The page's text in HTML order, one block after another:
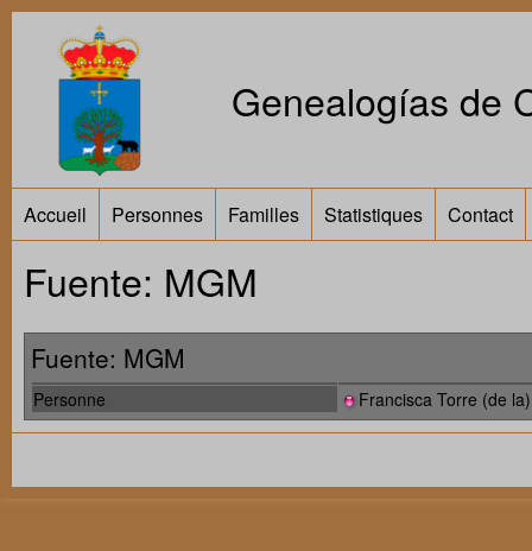
Genealogías de
Accueil Personnes Familles Statistiques Contact
Fuente: MGM
Fuente: MGM
Personne Francisca Torre (de la)